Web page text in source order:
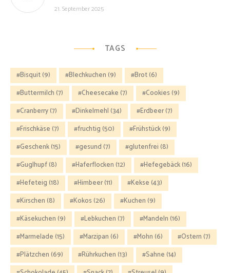
21. September 2025
TAGS
Bisquit(9) Blechkuchen(9) Brot(6)
Buttermilch(7) Cheesecake(7) Cookies(9)
Cranberry(7) Dinkelmehl(34) Erdbeer(7)
Frischkäse(7) fruchtig(50) Frühstück(9)
Geschenk(15) gesund(7) glutenfrei(8)
Guglhupf(8) Haferflocken(12) Hefegebäck(16)
Hefeteig(18) Himbeer(11) Kekse(43)
Kirschen(8) Kokos(26) Kuchen(9)
Käsekuchen(9) Lebkuchen(7) Mandeln(16)
Marmelade(15) Marzipan(6) Mohn(6) Ostern(7)
Plätzchen(69) Rührkuchen(13) Sahne(14)